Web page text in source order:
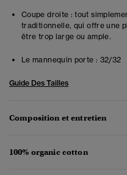
Coupe droite : tout
traditionnelle, qui offre une
être trop large ou ample.
Le mannequin porte : 32/32
Guide Des Tailles
Composition et entretien
100% organic cotton